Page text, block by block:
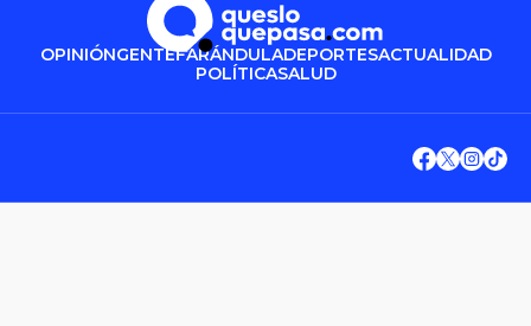
OPINIÓNGENTEFARÁNDULADEPORTESACTUALIDAD
POLÍTICASALUD